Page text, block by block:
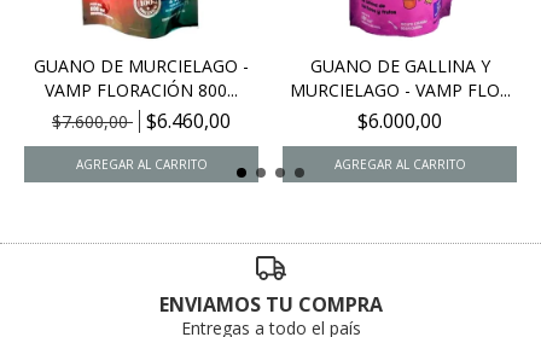
GUANO DE MURCIELAGO -
VAMP FLORACIÓN 800...
$7.600,00 $6.460,00
GUANO DE GALLINA Y
MURCIELAGO - VAMP FLO...
$6.000,00
ENVIAMOS TU COMPRA
Entregas a todo el país